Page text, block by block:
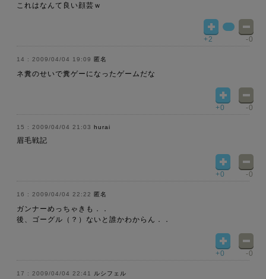
これはなんて良い顔芸ｗ
+2 -0
2009/04/04 19:09 匿名
ネ糞のせいで糞ゲーになったゲームだな
+0 -0
2009/04/04 21:03 hurai
眉毛戦記
+0 -0
2009/04/04 22:22 匿名
ガンナーめっちゃきも．．
後、ゴーグル（？）ないと誰かわからん．．
+0 -0
2009/04/04 22:41 ルシフェル